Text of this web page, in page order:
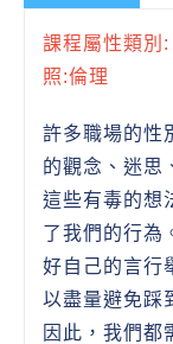
課程屬性類別
照:倫理
許多職場的性
的觀念、迷思
這些有毒的想
了我們的行為
好自己的言行
以盡量避免踩
因此，我們都